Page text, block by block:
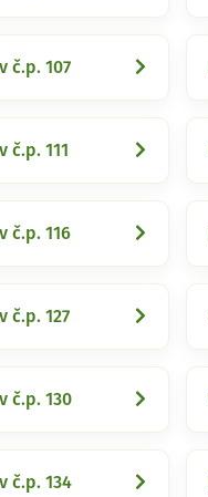
č.p. 107
č.p. 111
č.p. 116
č.p. 127
č.p. 130
č.p. 134